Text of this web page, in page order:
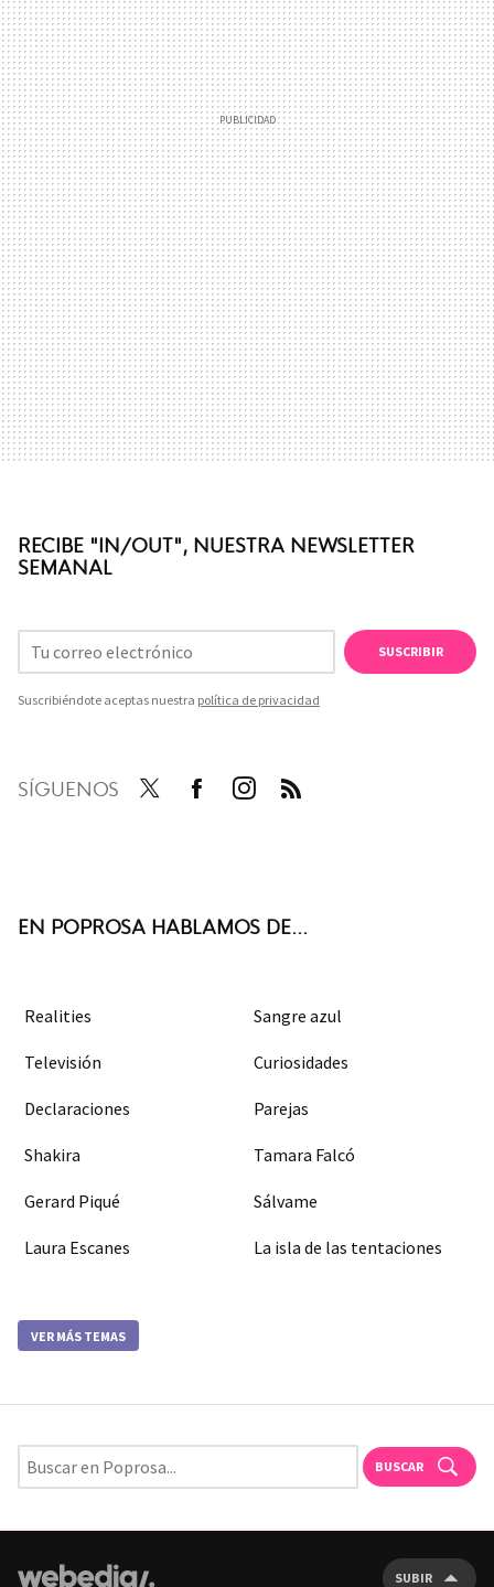
RECIBE "IN/OUT", NUESTRA NEWSLETTER
SEMANAL
SUSCRIBIR
Suscribiéndote aceptas nuestra política de privacidad
SÍGUENOS
EN POPROSA HABLAMOS DE...
Realities Sangre azul
Televisión Curiosidades
Declaraciones Parejas
Shakira Tamara Falcó
Gerard Piqué Sálvame
Laura Escanes La isla de las tentaciones
VER MÁS TEMAS
BUSCAR
SUBIR